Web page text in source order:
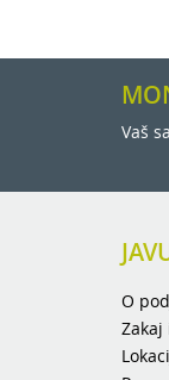
Vaš
O